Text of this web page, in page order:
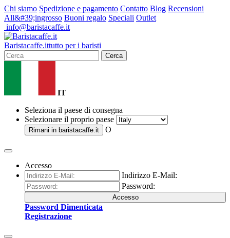
Chi siamo Spedizione e pagamento Contatto Blog Recensioni
All&#39;ingrosso Buoni regalo Speciali Outlet
info@baristacaffe.it
Baristacaffe.ittutto per i baristi
Cerca
IT
Seleziona il paese di consegna
Selezionare il proprio paese
Rimani in baristacaffe.it O
Accesso
Indirizzo E-Mail:
Password:
Accesso
Password Dimenticata
Registrazione